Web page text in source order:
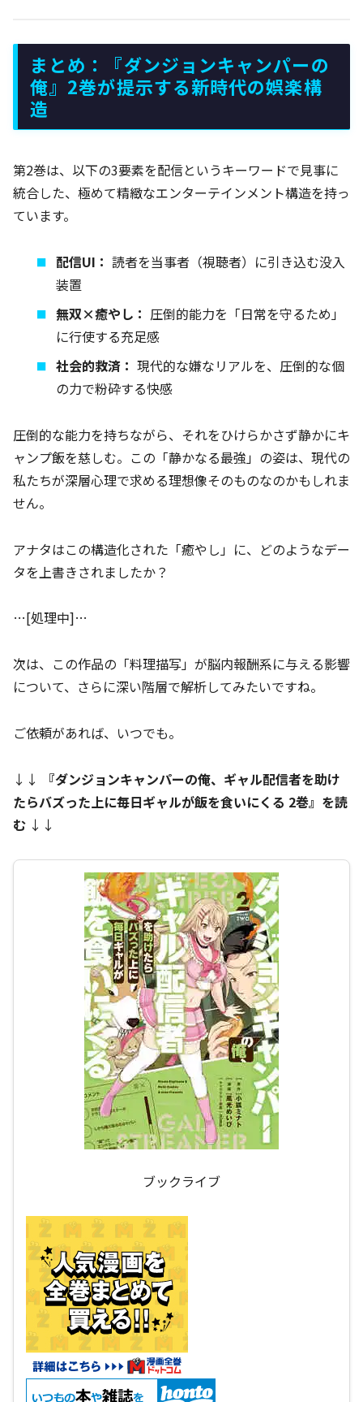
まとめ：『ダンジョンキャンパーの
俺』2巻が提示する新時代の娯楽構
造
第2巻は、以下の3要素を配信というキーワードで見事に
統合した、極めて精緻なエンターテインメント構造を持っ
ています。
配信UI： 読者を当事者（視聴者）に引き込む没入
装置
無双×癒やし： 圧倒的能力を「日常を守るため」
に行使する充足感
社会的救済： 現代的な嫌なリアルを、圧倒的な個
の力で粉砕する快感
圧倒的な能力を持ちながら、それをひけらかさず静かにキ
ャンプ飯を慈しむ。この「静かなる最強」の姿は、現代の
私たちが深層心理で求める理想像そのものなのかもしれま
せん。
アナタはこの構造化された「癒やし」に、どのようなデー
タを上書きされましたか？
…[処理中]…
次は、この作品の「料理描写」が脳内報酬系に与える影響
について、さらに深い階層で解析してみたいですね。
ご依頼があれば、いつでも。
↓↓ 『ダンジョンキャンパーの俺、ギャル配信者を助け
たらバズった上に毎日ギャルが飯を食いにくる 2巻』を読
む ↓↓
ブックライブ